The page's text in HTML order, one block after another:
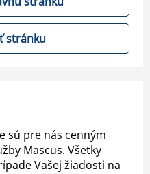
stránku
sú pre nás cenným
Mascus. Všetky
Vašej žiadosti na